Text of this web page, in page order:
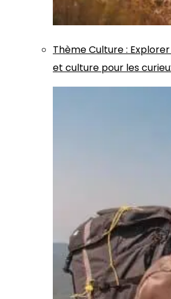
ThèmeCulture:
et culture pour les